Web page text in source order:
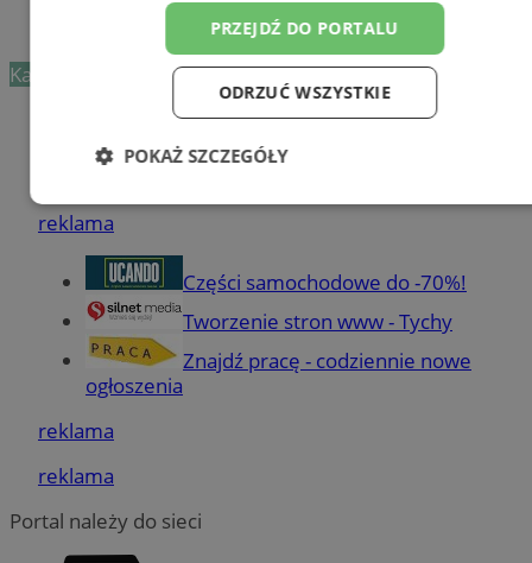
Kategoria nie zawiera żadnych prezentacji firm.
Pozostałe firmy w kategorii
reklama
Części samochodowe do -70%!
Tworzenie stron www - Tychy
Znajdź pracę - codziennie nowe
ogłoszenia
reklama
reklama
Portal należy do sieci
PRZEJDŹ DO PORTALU
ODRZUĆ WSZYSTKIE
POKAŻ SZCZEGÓŁY
Niezbędne Wydajność Targetowanie
Funkcjonalność Niesklasyfikowane